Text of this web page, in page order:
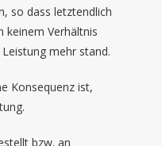
so dass letztendlich
keinem Verhältnis
mehr stand.
Konsequenz ist,
bzw. an